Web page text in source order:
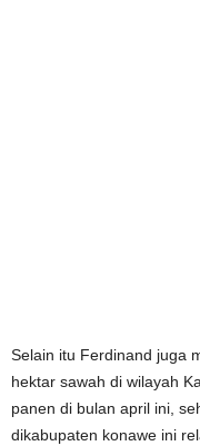
Selain itu Ferdinand juga
hektar sawah di wilayah
panen di bulan april ini,
dikabupaten konawe ini